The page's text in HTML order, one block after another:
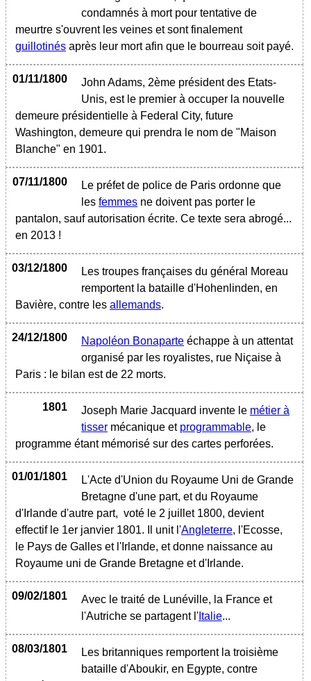
condamnés à mort pour tentative de
meurtre s'ouvrent les veines et sont finalement
guillotinés après leur mort afin que le bourreau soit payé.
01/11/1800
John Adams, 2ème président des Etats-
Unis, est le premier à occuper la nouvelle
demeure présidentielle à Federal City, future
Washington, demeure qui prendra le nom de "Maison
Blanche" en 1901.
07/11/1800
Le préfet de police de Paris ordonne que
les femmes ne doivent pas porter le
pantalon, sauf autorisation écrite. Ce texte sera abrogé...
en 2013 !
03/12/1800
Les troupes françaises du général Moreau
remportent la bataille d'Hohenlinden, en
Bavière, contre les allemands.
24/12/1800 Napoléon Bonaparte échappe à un attentat
organisé par les royalistes, rue Niçaise à
Paris : le bilan est de 22 morts.
1801 Joseph Marie Jacquard invente le métier à
tisser mécanique et programmable, le
programme étant mémorisé sur des cartes perforées.
01/01/1801
L'Acte d'Union du Royaume Uni de Grande
Bretagne d'une part, et du Royaume
d'Irlande d'autre part, voté le 2 juillet 1800, devient
effectif le 1er janvier 1801. Il unit l'Angleterre, l'Ecosse,
le Pays de Galles et l'Irlande, et donne naissance au
Royaume uni de Grande Bretagne et d'Irlande.
09/02/1801
Avec le traité de Lunéville, la France et
l'Autriche se partagent l' Italie...
08/03/1801
Les britanniques remportent la troisième
bataille d'Aboukir, en Egypte, contre